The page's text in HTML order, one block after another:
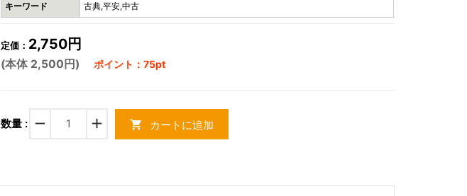
キーワード 古典,平安,中古
定価： 2,750円
(本体 2,500円) ポイント：75pt
数量 : remove add shopping_cart カートに追加